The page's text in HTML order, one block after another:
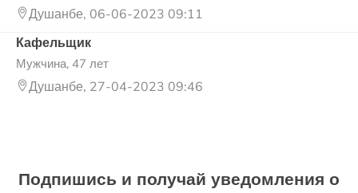
Душанбе, 06-06-2023 09:11
Кафельщик
Мужчина, 47 лет
Душанбе, 27-04-2023 09:46
Подпишись и получай уведомления о